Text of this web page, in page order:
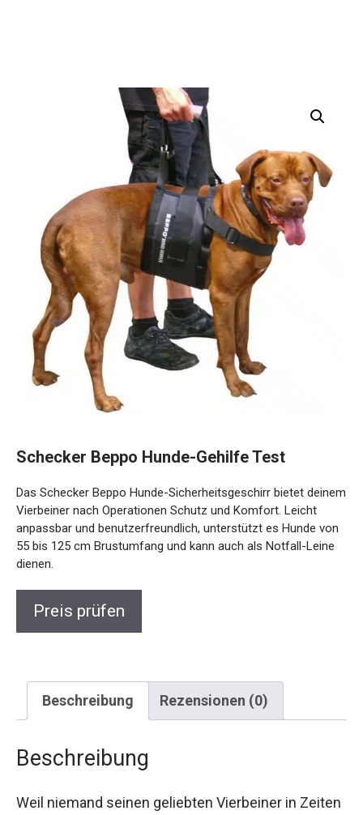
Schecker Beppo Hunde-Gehilfe Test
Das Schecker Beppo Hunde-Sicherheitsgeschirr bietet deinem
Vierbeiner nach Operationen Schutz und Komfort. Leicht
anpassbar und benutzerfreundlich, unterstützt es Hunde von
55 bis 125 cm Brustumfang und kann auch als Notfall-Leine
dienen.
Preis prüfen
Beschreibung Rezensionen (0)
Beschreibung
Weil niemand seinen geliebten Vierbeiner in Zeiten